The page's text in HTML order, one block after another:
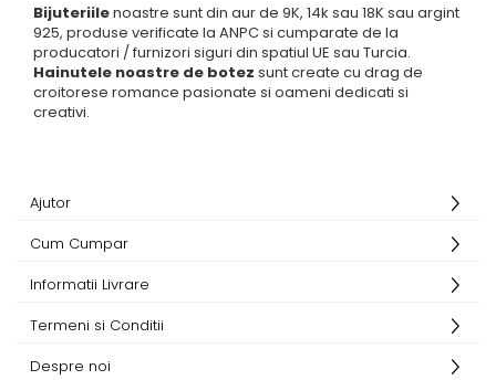
Cercei aur alb copii
Cercei aur fete
Cercei aur model Inimioare
Cercei aur model Fluturasi si
Buburuze
Cercei din aur tortite
Cercei din aur alb
Bijuteriilenoastre sunt din aur de 9K, 14k sau 18K sau argint
925, produse verificate la ANPC si cumparate de la
producatori / furnizori siguri din spatiul UE sau Turcia.
Hainutele noastre de botez sunt create cu drag de
croitorese romance pasionate si oameni dedicati si
creativi.
Ajutor
Cum Cumpar
Informatii Livrare
Termeni si Conditii
Despre noi